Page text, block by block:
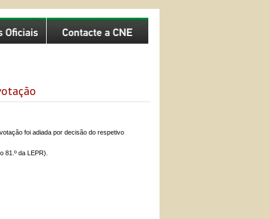
foi adiada por decisão do respetivo
81.º da LEPR).